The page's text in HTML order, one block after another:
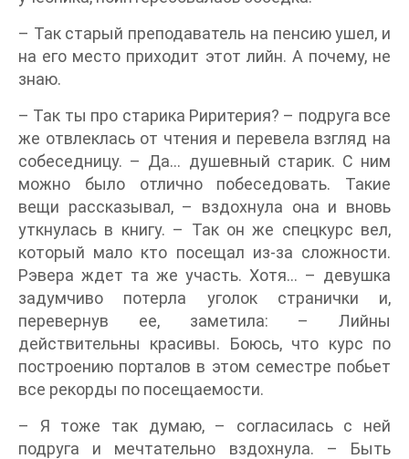
– Так старый преподаватель на пенсию ушел, и
на его место приходит этот лийн. А почему, не
знаю.
– Так ты про старика Риритерия? – подруга все
же отвлеклась от чтения и перевела взгляд на
собеседницу. – Да… душевный старик. С ним
можно было отлично побеседовать. Такие
вещи рассказывал, – вздохнула она и вновь
уткнулась в книгу. – Так он же спецкурс вел,
который мало кто посещал из-за сложности.
Рэвера ждет та же участь. Хотя… – девушка
задумчиво потерла уголок странички и,
перевернув ее, заметила: – Лийны
действительны красивы. Боюсь, что курс по
построению порталов в этом семестре побьет
все рекорды по посещаемости.
– Я тоже так думаю, – согласилась с ней
подруга и мечтательно вздохнула. – Быть